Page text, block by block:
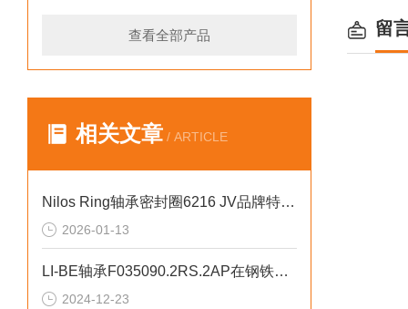
查看全部产品
相关文章 / ARTICLE
Nilos Ring轴承密封圈6216 JV品牌特性详解
2026-01-13
LI-BE轴承F035090.2RS.2AP在钢铁厂中的应用示例
2024-12-23
留